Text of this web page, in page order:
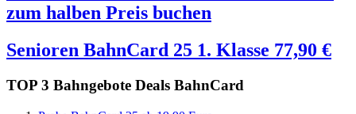
zum halben Preis buchen
Senioren BahnCard 25 1. Klasse 77,90 €
TOP 3 Bahngebote Deals BahnCard